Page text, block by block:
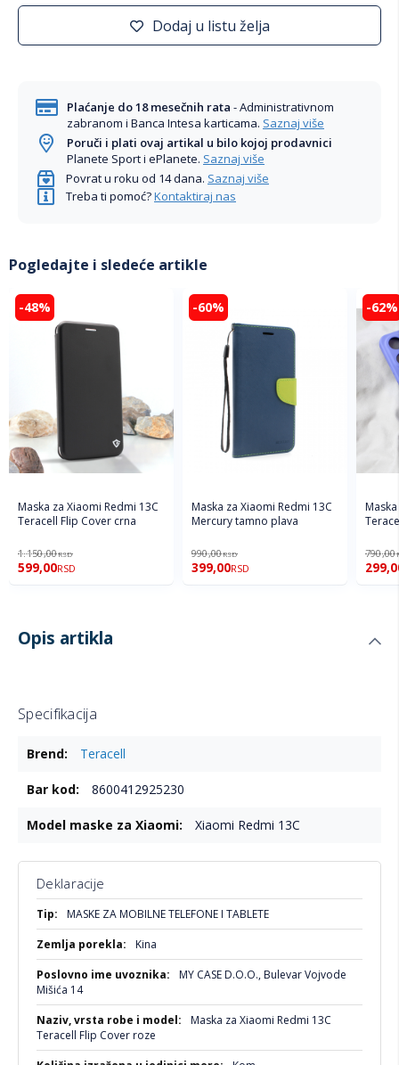
Dodaj u listu želja
Plaćanje do 18 mesečnih rata - Administrativnom
zabranom i Banca Intesa karticama. Saznaj više
Poruči i plati ovaj artikal u bilo kojoj prodavnici
Planete Sport i ePlanete. Saznaj više
Povrat u roku od 14 dana. Saznaj više
Treba ti pomoć?Kontaktiraj nas
Pogledajte i sledeće artikle
-48%
Maska za Xiaomi Redmi 13C
Teracell Flip Cover crna
1.150,00RSD
599,00RSD
-60%
Maska za Xiaomi Redmi 13C
Mercury tamno plava
990,00RSD
399,00RSD
-62%
790,00
Opis artikla
Specifikacija
informacija Teracell
8600412925230
Xiaomi Redmi 13C
Deklaracije
Više
informacija
MASKE ZA MOBILNE TELEFONE I TABLETE
Kina
MY CASE D.O.O., Bulevar Vojvode
Mišića 14
Maska za Xiaomi Redmi 13C
Teracell Flip Cover roze